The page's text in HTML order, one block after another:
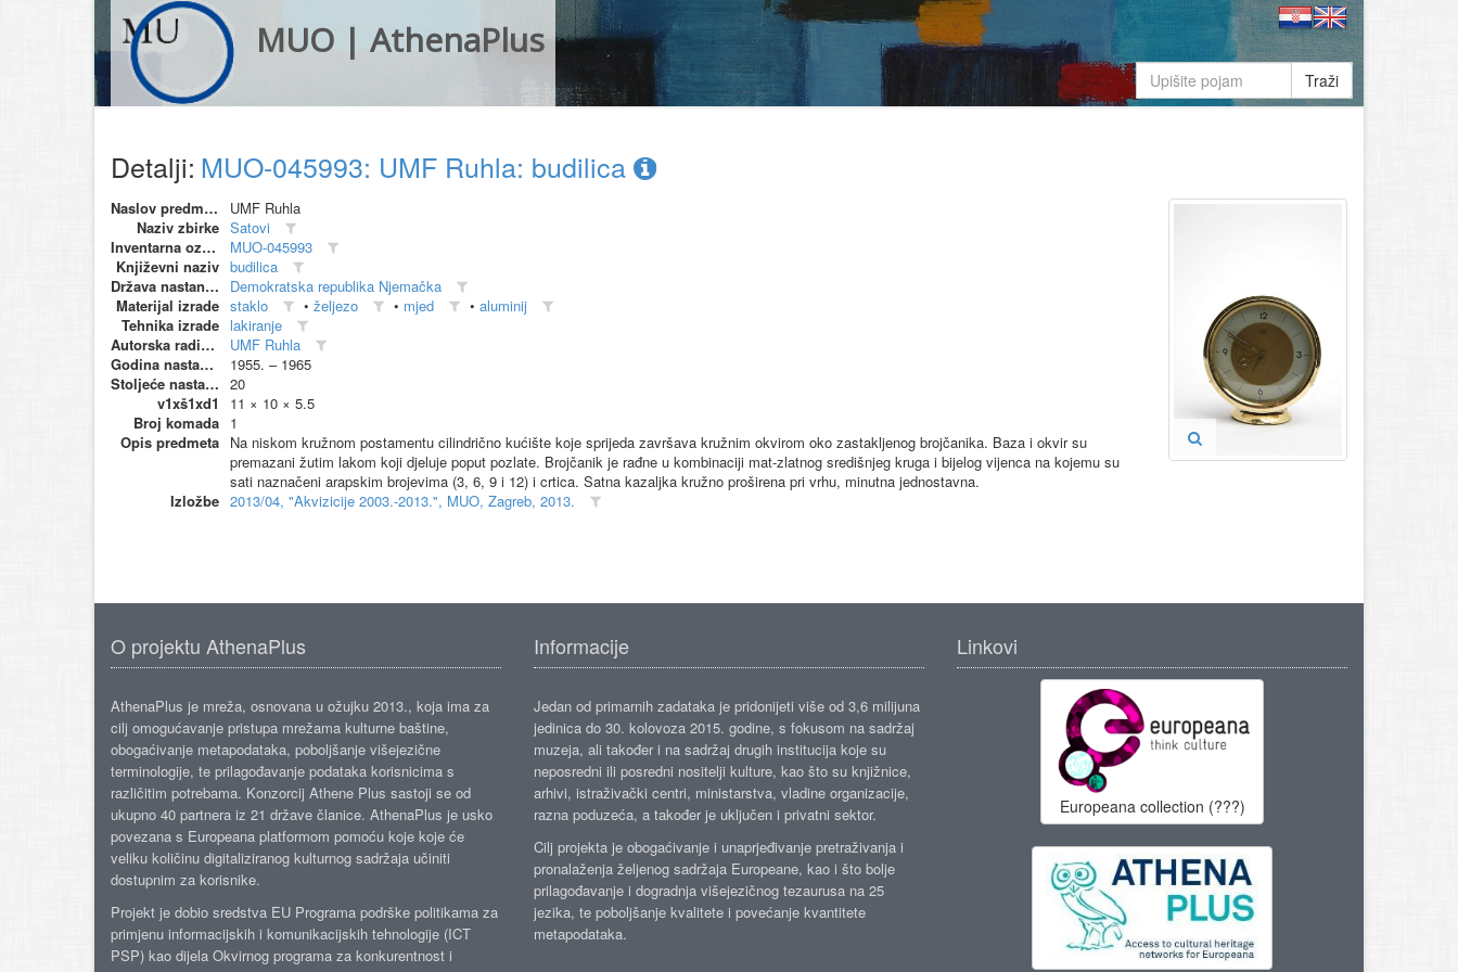
MUO | AthenaPlus
Traži
Detalji: MUO-045993: UMF Ruhla: budilica
Naslov predmeta
UMF Ruhla
Naziv zbirke Satovi
Inventarna oznaka
MUO-045993
Književni naziv budilica
Država nastanka
Demokratska republika Njemačka
Materijal izrade staklo • željezo • mjed • aluminij
Tehnika izrade lakiranje
Autorska radionica (proizvođač)
UMF Ruhla
Godina nastanka
1955. – 1965
Stoljeće nastanka 20
v1xš1xd1
11 × 10 × 5.5
Broj komada 1
Opis predmeta Na niskom kružnom postamentu cilindrično kućište koje sprijeda završava kružnim okvirom oko zastakljenog brojčanika. Baza i okvir su
premazani žutim lakom koji djeluje poput pozlate. Brojčanik je rađne u kombinaciji mat-zlatnog središnjeg kruga i bijelog vijenca na kojemu su
sati naznačeni arapskim brojevima (3, 6, 9 i 12) i crtica. Satna kazaljka kružno proširena pri vrhu, minutna jednostavna.
Izložbe 2013/04, "Akvizicije 2003.-2013.", MUO, Zagreb, 2013.
O projektu AthenaPlus
AthenaPlus je mreža, osnovana u ožujku 2013., koja ima za
cilj omogućavanje pristupa mrežama kulturne baštine,
obogaćivanje metapodataka, poboljšanje višejezične
terminologije, te prilagođavanje podataka korisnicima s
različitim potrebama. Konzorcij Athene Plus sastoji se od
ukupno 40 partnera iz 21 države članice. AthenaPlus je usko
povezana s Europeana platformom pomoću koje koje će
veliku količinu digitaliziranog kulturnog sadržaja učiniti
dostupnim za korisnike.
Projekt je dobio sredstva EU Programa podrške politikama za
primjenu informacijskih i komunikacijskih tehnologije (ICT
PSP) kao dijela Okvirnog programa za konkurentnost i
Informacije
Jedan od primarnih zadataka je pridonijeti više od 3,6 milijuna
jedinica do 30. kolovoza 2015. godine, s fokusom na sadržaj
muzeja, ali također i na sadržaj drugih institucija koje su
neposredni ili posredni nositelji kulture, kao što su knjižnice,
arhivi, istraživački centri, ministarstva, vladine organizacije,
razna poduzeća, a također je uključen i privatni sektor.
Cilj projekta je obogaćivanje i unaprjeđivanje pretraživanja i
pronalaženja željenog sadržaja Europeane, kao i što bolje
prilagođavanje i dogradnja višejezičnog tezaurusa na 25
jezika, te poboljšanje kvalitete i povećanje kvantitete
metapodataka.
Linkovi
Europeana collection (???)